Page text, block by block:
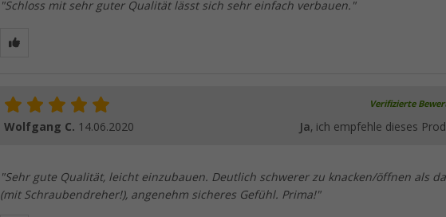
"Schloss mit sehr guter Qualität lässt sich sehr einfach verbauen."
Verifizierte
Wolfgang C. 14.06.2020 Ja, ich empfehle dieses
"Sehr gute Qualität, leicht einzubauen. Deutlich schwerer zu knacken/öffnen als
(mit Schraubendreher!), angenehm sicheres Gefühl. Prima!"